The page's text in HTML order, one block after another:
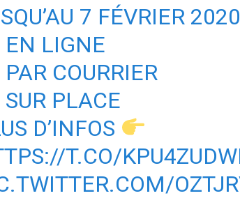
7 FÉVRIER
EN LIGNE
PAR COURRIER
SUR PLACE
D’INFOS
T.CO/